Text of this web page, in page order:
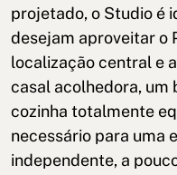
projetado, o Studio é
desejam aproveitar o
localização central e
casal acolhedora, um
cozinha totalmente
necessário para uma
independente, a